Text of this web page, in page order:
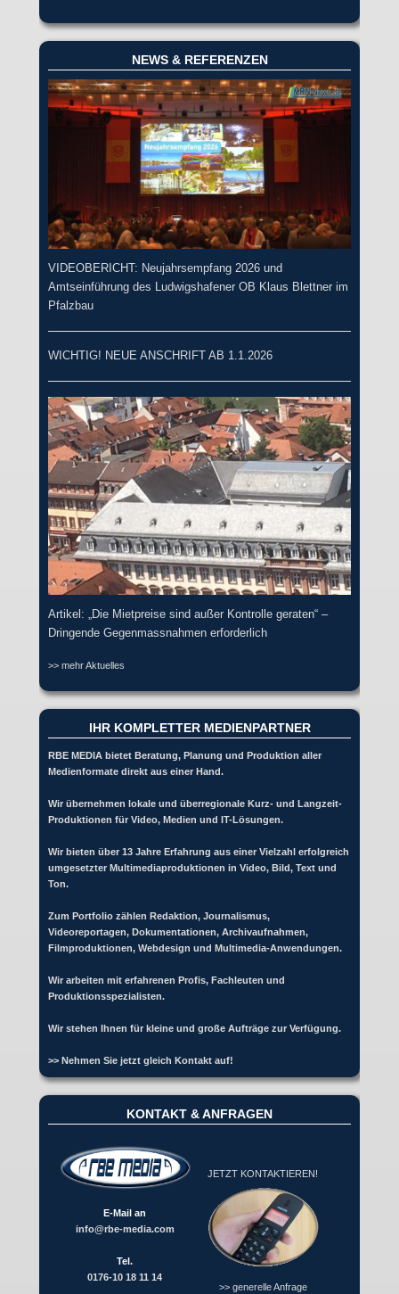
NEWS & REFERENZEN
VIDEOBERICHT: Neujahrsempfang 2026 und
Amtseinführung des Ludwigshafener OB Klaus Blettner im
Pfalzbau
WICHTIG! NEUE ANSCHRIFT AB 1.1.2026
Artikel: „Die Mietpreise sind außer Kontrolle geraten“ –
Dringende Gegenmassnahmen erforderlich
>> mehr Aktuelles
IHR KOMPLETTER MEDIENPARTNER
RBE MEDIA bietet Beratung, Planung und Produktion aller
Medienformate direkt aus einer Hand.
Wir übernehmen lokale und überregionale Kurz- und Langzeit-
Produktionen für Video, Medien und IT-Lösungen.
Wir bieten über 13 Jahre Erfahrung aus einer Vielzahl erfolgreich
umgesetzter Multimediaproduktionen in Video, Bild, Text und
Ton.
Zum Portfolio zählen Redaktion, Journalismus,
Videoreportagen, Dokumentationen, Archivaufnahmen,
Filmproduktionen, Webdesign und Multimedia-Anwendungen.
Wir arbeiten mit erfahrenen Profis, Fachleuten und
Produktionsspezialisten.
Wir stehen Ihnen für kleine und große Aufträge zur Verfügung.
>> Nehmen Sie jetzt gleich Kontakt auf!
KONTAKT & ANFRAGEN
E-Mail an
info@rbe-media.com
Tel.
0176-10 18 11 14
JETZT KONTAKTIEREN!
>> generelle Anfrage